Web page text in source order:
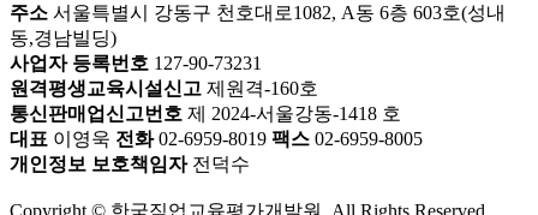
주소 서울특별시 강동구 천호대로1082, A동 6층 603호(성내
동,경남빌딩)
사업자 등록번호 127-90-73231
원격평생교육시설신고 제원격-160호
통신판매업신고번호 제 2024-서울강동-1418 호
대표 이영욱 전화02-6959-8019 팩스 02-6959-8005
개인정보 보호책임자전덕수
Copyright © 한국직업교육평가개발원. All Rights Reserved.